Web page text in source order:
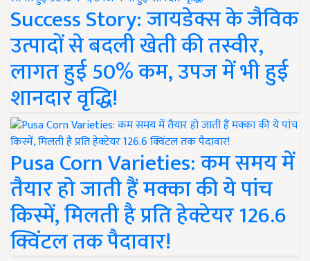
Success Story: जायडेक्स के जैविक
उत्पादों से बदली खेती की तस्वीर,
लागत हुई 50% कम, उपज में भी हुई
शानदार वृद्धि!
Pusa Corn Varieties: कम समय में
तैयार हो जाती हैं मक्का की ये पांच
किस्में, मिलती है प्रति हेक्टेयर 126.6
क्विंटल तक पैदावार!